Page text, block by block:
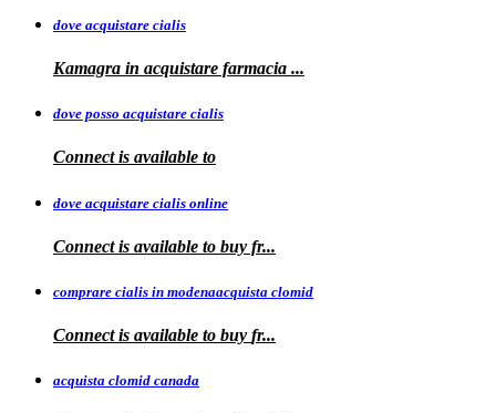
dove acquistare cialis
Kamagra in acquistare farmacia ...
dove posso acquistare cialis
Connect is available to
dove acquistare cialis online
Connect is available to buy fr...
comprare cialis in modenaacquista clomid
Connect is available to buy fr...
acquista clomid canada